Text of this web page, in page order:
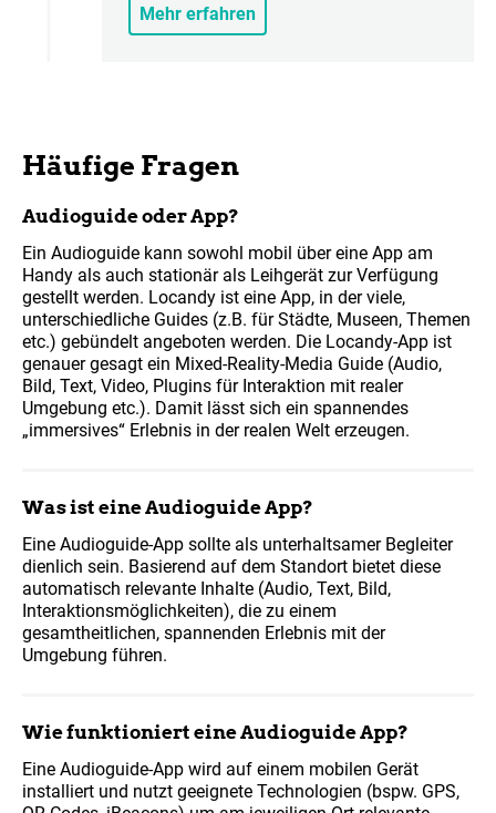
Mehr erfahren
Häufige Fragen
Audioguide oder App?
Ein Audioguide kann sowohl mobil über eine App am
Handy als auch stationär als Leihgerät zur Verfügung
gestellt werden. Locandy ist eine App, in der viele,
unterschiedliche Guides (z.B. für Städte, Museen, Themen
etc.) gebündelt angeboten werden. Die Locandy-App ist
genauer gesagt ein Mixed-Reality-Media Guide (Audio,
Bild, Text, Video, Plugins für Interaktion mit realer
Umgebung etc.). Damit lässt sich ein spannendes
„immersives“ Erlebnis in der realen Welt erzeugen.
Was ist eine Audioguide App?
Eine Audioguide-App sollte als unterhaltsamer Begleiter
dienlich sein. Basierend auf dem Standort bietet diese
automatisch relevante Inhalte (Audio, Text, Bild,
Interaktionsmöglichkeiten), die zu einem
gesamtheitlichen, spannenden Erlebnis mit der
Umgebung führen.
Wie funktioniert eine Audioguide App?
Eine Audioguide-App wird auf einem mobilen Gerät
installiert und nutzt geeignete Technologien (bspw. GPS,